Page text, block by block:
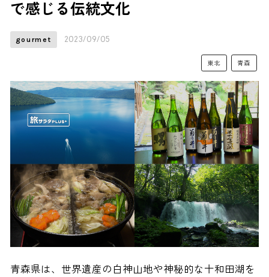
で感じる伝統文化
gourmet 2023/09/05
東北 青森
青森県は、世界遺産の白神山地や神秘的な十和田湖を